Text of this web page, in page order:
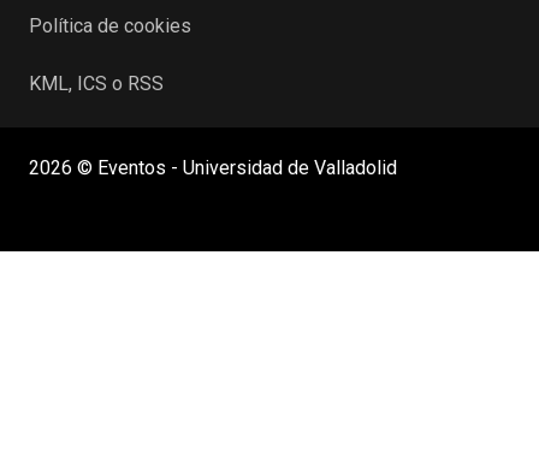
Política de cookies
KML, ICS o RSS
2026 © Eventos - Universidad de Valladolid